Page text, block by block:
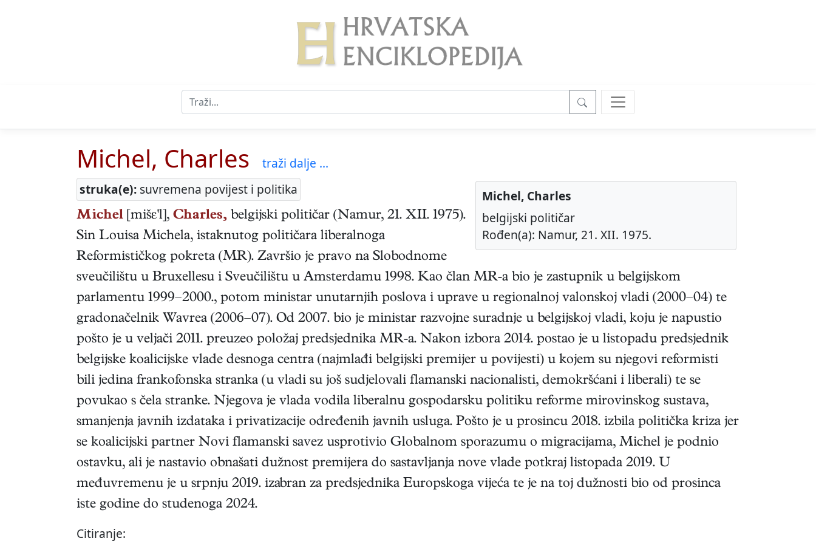
Michel, Charles
traži dalje ...
struka(e): suvremena povijest i politika
Michel, Charles
belgijski političar
Rođen(a): Namur, 21. XII. 1975.
Michel [mišε'l], Charles, belgijski političar (Namur, 21. XII. 1975).
Sin Louisa Michela, istaknutog političara liberalnoga
Reformističkog pokreta (MR). Završio je pravo na Slobodnome
sveučilištu u Bruxellesu i Sveučilištu u Amsterdamu 1998. Kao član MR-a bio je zastupnik u belgijskom
parlamentu 1999–2000., potom ministar unutarnjih poslova i uprave u regionalnoj valonskoj vladi (2000–04) te
gradonačelnik Wavrea (2006–07). Od 2007. bio je ministar razvojne suradnje u belgijskoj vladi, koju je napustio
pošto je u veljači 2011. preuzeo položaj predsjednika MR-a. Nakon izbora 2014. postao je u listopadu predsjednik
belgijske koalicijske vlade desnoga centra (najmlađi belgijski premijer u povijesti) u kojem su njegovi reformisti
bili jedina frankofonska stranka (u vladi su još sudjelovali flamanski nacionalisti, demokršćani i liberali) te se
povukao s čela stranke. Njegova je vlada vodila liberalnu gospodarsku politiku reforme mirovinskog sustava,
smanjenja javnih izdataka i privatizacije određenih javnih usluga. Pošto je u prosincu 2018. izbila politička kriza jer
se koalicijski partner Novi flamanski savez usprotivio Globalnom sporazumu o migracijama, Michel je podnio
ostavku, ali je nastavio obnašati dužnost premijera do sastavljanja nove vlade potkraj listopada 2019. U
međuvremenu je u srpnju 2019. izabran za predsjednika Europskoga vijeća te je na toj dužnosti bio od prosinca
iste godine do studenoga 2024.
Citiranje: